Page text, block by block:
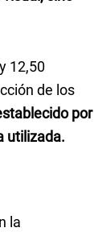
12,50
de los
por
utilizada.
la